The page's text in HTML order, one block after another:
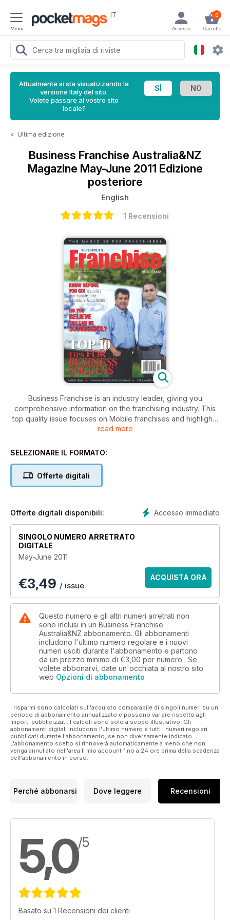
Menu
IT 0
Carrello
Accesso
Attualmente si sta visualizzando la
versione Italy del sito.
Volete passare al vostro sito
locale?
< Ultima edizione
Business Franchise Australia&NZ
Magazine May-June 2011 Edizione
posteriore
English
1 Recensioni
Business Franchise is an industry leader, giving you
comprehensive information on the franchising industry. This
top quality issue focuses on Mobile franchises and highlights
selected franchise systems and explores the benefits
read more
SELEZIONARE IL FORMATO:
Offerte digitali
Accesso immediato
Offerte digitali disponibili:
SINGOLO NUMERO ARRETRATO
DIGITALE
May-June 2011
€3,49 / issue
ACQUISTA ORA
Questo numero e gli altri numeri arretrati non
sono inclusi in un Business Franchise
Australia&NZ abbonamento. Gli abbonamenti
includono l'ultimo numero regolare e i nuovi
numeri usciti durante l'abbonamento e partono
da un prezzo minimo di €3,00 per numero . Se
volete abbonarvi, date un'occhiata al nostro sito
web Opzioni di abbonamento
I risparmi sono calcolati sull'acquisto comparabile di singoli numeri su un
periodo di abbonamento annualizzato e possono variare rispetto agli
importi pubblicizzati. I calcoli sono solo a scopo illustrativo. Gli
abbonamenti digitali includono l'ultimo numero e tutti i numeri regolari
pubblicati durante l'abbonamento, se non diversamente indicato.
L'abbonamento scelto si rinnoverà automaticamente a meno che non
venga annullato nell'area Il mio account fino a 24 ore prima della scadenza
dell'abbonamento in corso.
Perché abbonarsi Dove leggere Recensioni
5,0/5
Basato su 1 Recensioni dei clienti